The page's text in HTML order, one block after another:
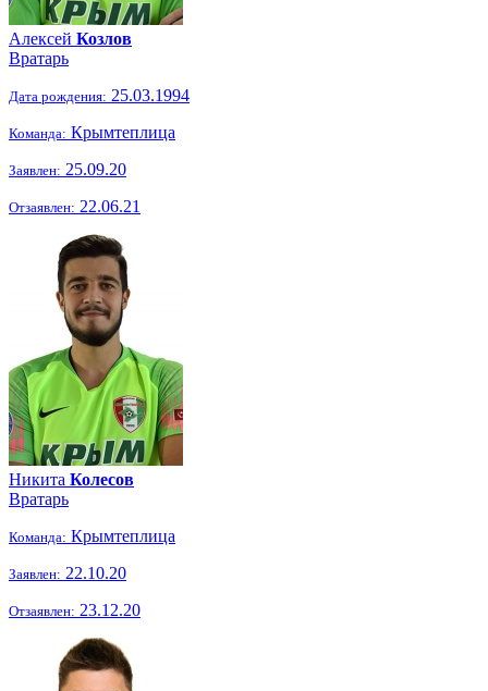
Алексей Козлов
Вратарь
Дата рождения: 25.03.1994
Команда: Крымтеплица
Заявлен: 25.09.20
Отзаявлен: 22.06.21
Никита Колесов
Вратарь
Команда: Крымтеплица
Заявлен: 22.10.20
Отзаявлен: 23.12.20